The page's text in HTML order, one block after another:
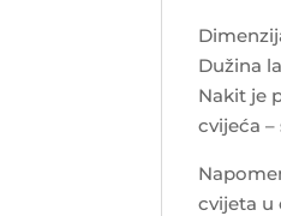
Dužina
Nakit je
cvijeća
cvijeta u